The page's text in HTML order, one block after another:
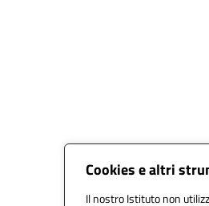
Cookies e altri
Il nostro Istituto non